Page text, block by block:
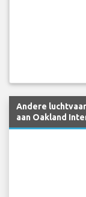
Andere
aan Oakland